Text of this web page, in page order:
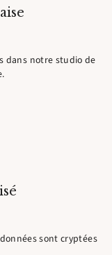
dans notre studio de
sont cryptées